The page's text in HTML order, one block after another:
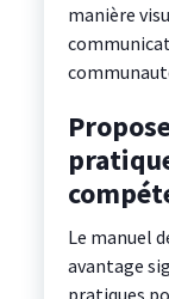
manière
Le manuel
avantage